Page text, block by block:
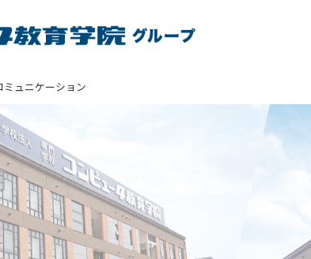
ュニケーション